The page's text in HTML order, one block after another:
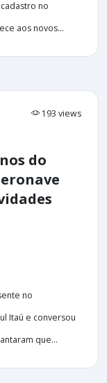
no
aos novos...
193 views
do
no
Itaú e conversou
que...